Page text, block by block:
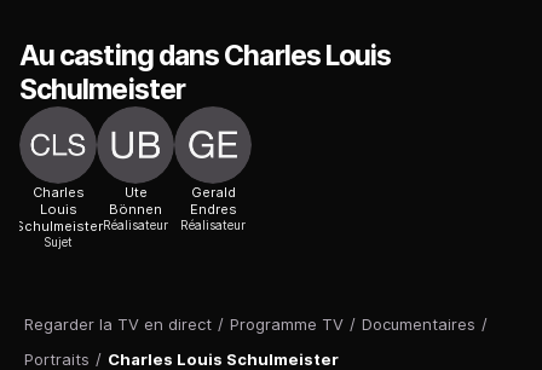
Regarder la TV en direct / Programme TV / Documentaires /
Portraits / Charles Louis Schulmeister
Au casting dans Charles Louis
Schulmeister
Charles
Louis
Schulmeister
Sujet
Ute
Bönnen
Réalisateur
Gerald
Endres
Réalisateur